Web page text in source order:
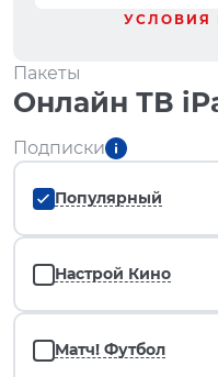
УСЛОВИЯ
Пакеты
Онлайн ТВ
Подписки
Популярный
Настрой Кино
Матч! Футбол